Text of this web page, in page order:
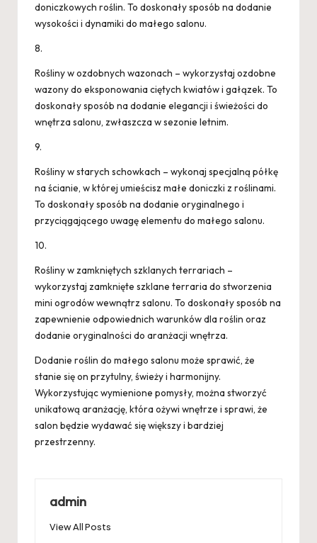
doniczkowych roślin. To doskonały sposób na dodanie
wysokości i dynamiki do małego salonu.
8.
Rośliny w ozdobnych wazonach – wykorzystaj ozdobne
wazony do eksponowania ciętych kwiatów i gałązek. To
doskonały sposób na dodanie elegancji i świeżości do
wnętrza salonu, zwłaszcza w sezonie letnim.
9.
Rośliny w starych schowkach – wykonaj specjalną półkę
na ścianie, w której umieścisz małe doniczki z roślinami.
To doskonały sposób na dodanie oryginalnego i
przyciągającego uwagę elementu do małego salonu.
10.
Rośliny w zamkniętych szklanych terrariach –
wykorzystaj zamknięte szklane terraria do stworzenia
mini ogrodów wewnątrz salonu. To doskonały sposób na
zapewnienie odpowiednich warunków dla roślin oraz
dodanie oryginalności do aranżacji wnętrza.
Dodanie roślin do małego salonu może sprawić, że
stanie się on przytulny, świeży i harmonijny.
Wykorzystując wymienione pomysły, można stworzyć
unikatową aranżację, która ożywi wnętrze i sprawi, że
salon będzie wydawać się większy i bardziej
przestrzenny.
admin
View All Posts